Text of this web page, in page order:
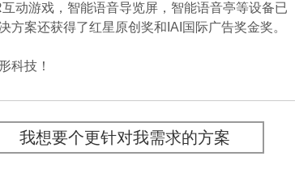
动游戏，智能语音导览屏，智能语音亭等设备已
案还获得了红星原创奖和IAI国际广告奖金奖。
科技！
我想要个更针对我需求的方案